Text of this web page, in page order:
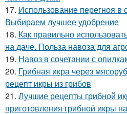
17. Использование перегноя в
Выбираем лучшее удобрение
18. Как правильно
на даче. Польза навоза для
19. Навоз в сочетании с
20. Грибная икра через
рецепт икры из грибов
21. Лучшие рецепты грибной
приготовления грибной икры